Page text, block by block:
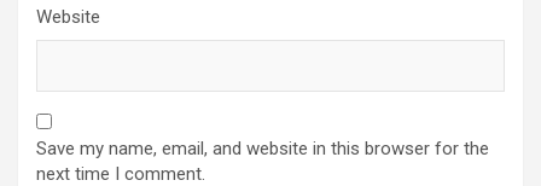
Website
Save my name, email, and website in this browser for the
next time I comment.